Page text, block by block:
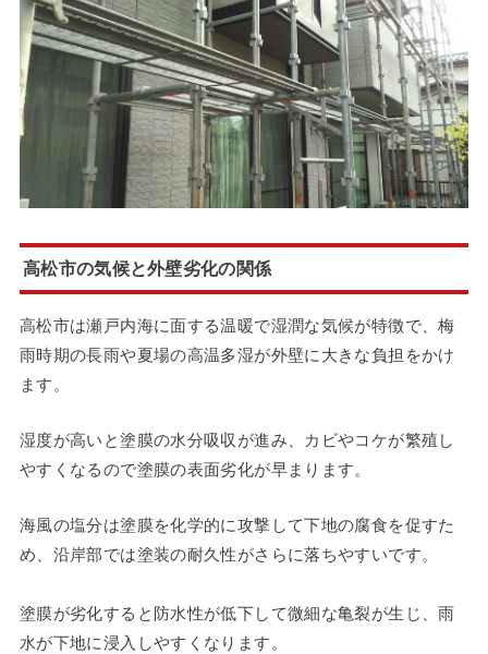
高松市の気候と外壁劣化の関係
高松市は瀬戸内海に面する温暖で湿潤な気候が特徴で、梅
雨時期の長雨や夏場の高温多湿が外壁に大きな負担をかけ
ます。
湿度が高いと塗膜の水分吸収が進み、カビやコケが繁殖し
やすくなるので塗膜の表面劣化が早まります。
海風の塩分は塗膜を化学的に攻撃して下地の腐食を促すた
め、沿岸部では塗装の耐久性がさらに落ちやすいです。
塗膜が劣化すると防水性が低下して微細な亀裂が生じ、雨
水が下地に浸入しやすくなります。